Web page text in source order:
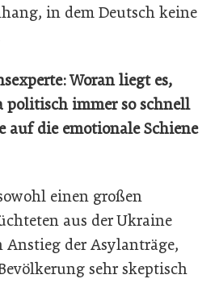
in dem Deutsch keine
Woran liegt es,
politisch immer so schnell
auf die emotionale Schiene
einen großen
aus der Ukraine
der Asylanträge,
sehr skeptisch